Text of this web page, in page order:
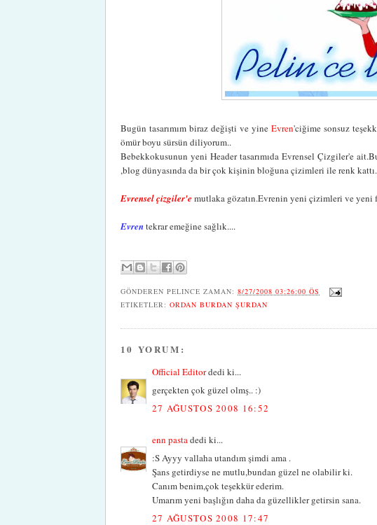
Bugün tasarımım biraz değişti ve yine Evren'ciğime sonsuz
ömür boyu sürsün diliyorum..
Bebekkokusunun yeni Header tasarımıda Evrensel Çizgiler'e
,blog dünyasında da bir çok kişinin bloğuna çizimleri ile renk
Evrensel çizgiler'e mutlaka gözatın.Evrenin yeni çizimleri ve
Evrentekrar emeğine sağlık....
GÖNDEREN PELINCE ZAMAN:8/27/2008 03:26:00 ÖS
ETIKETLER: ORDAN BURDAN ŞURDAN
10 YORUM:
Official Editordedi ki...
gerçekten çok güzel olmş.. :)
27 AĞUSTOS 2008 16:52
enn pasta dedi ki...
:S Ayyy vallaha utandım şimdi ama .
Şans getirdiyse ne mutlu,bundan güzel ne olabilir ki.
Canım benim,çok teşekkür ederim.
Umarım yeni başlığın daha da güzellikler getirsin sana.
27 AĞUSTOS 2008 17:47